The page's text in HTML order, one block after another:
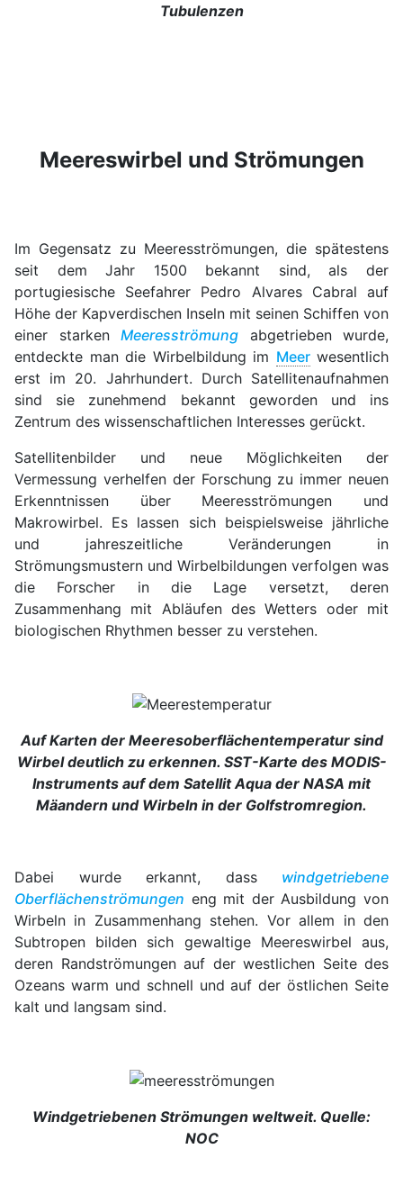
Tubulenzen
Meereswirbel und Strömungen
Im Gegensatz zu Meeresströmungen, die spätestens
seit dem Jahr 1500 bekannt sind, als der
portugiesische Seefahrer Pedro Alvares Cabral auf
Höhe der Kapverdischen Inseln mit seinen Schiffen von
einer starken Meeresströmung abgetrieben wurde,
entdeckte man die Wirbelbildung im Meerwesentlich
erst im 20. Jahrhundert. Durch Satellitenaufnahmen
sind sie zunehmend bekannt geworden und ins
Zentrum des wissenschaftlichen Interesses gerückt.
Satellitenbilder und neue Möglichkeiten der
Vermessung verhelfen der Forschung zu immer neuen
Erkenntnissen über Meeresströmungen und
Makrowirbel. Es lassen sich beispielsweise jährliche
und jahreszeitliche Veränderungen in
Strömungsmustern und Wirbelbildungen verfolgen was
die Forscher in die Lage versetzt, deren
Zusammenhang mit Abläufen des Wetters oder mit
biologischen Rhythmen besser zu verstehen.
Auf Karten der Meeresoberflächentemperatur sind
Wirbel deutlich zu erkennen. SST-Karte des MODIS-
Instruments auf dem Satellit Aqua der NASA mit
Mäandern und Wirbeln in der Golfstromregion.
Dabei wurde erkannt, dass windgetriebene
Oberflächenströmungen eng mit der Ausbildung von
Wirbeln in Zusammenhang stehen. Vor allem in den
Subtropen bilden sich gewaltige Meereswirbel aus,
deren Randströmungen auf der westlichen Seite des
Ozeans warm und schnell und auf der östlichen Seite
kalt und langsam sind.
Windgetriebenen Strömungen weltweit. Quelle:
NOC